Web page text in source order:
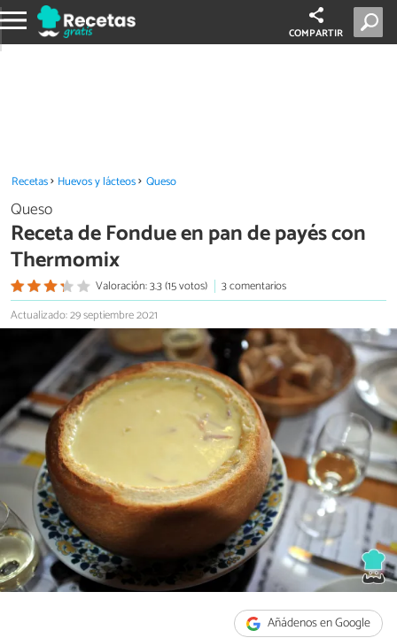
COMPARTIR
Recetas Huevos y lácteos Queso
Queso
Receta de Fondue en pan de payés con
Thermomix
Valoración: 3.3 (15 votos)
3 comentarios
Actualizado: 29 septiembre 2021
Añádenos en Google